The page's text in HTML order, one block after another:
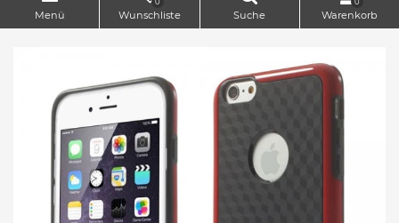
Menü
0
Wunschliste Suche
0
Warenkorb